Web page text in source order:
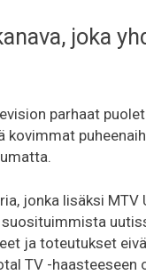
joka
parhaat
jonka lisäksi
ja toteutukset
TV -haasteeseen